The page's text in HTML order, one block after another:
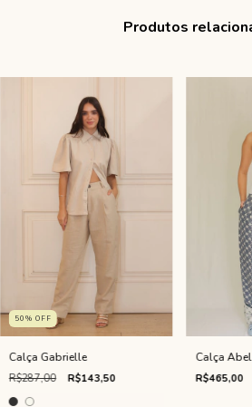
Produtos
50% OFF
Calça Gabrielle
R$287,00 R$143,50
Calça
R$465,00